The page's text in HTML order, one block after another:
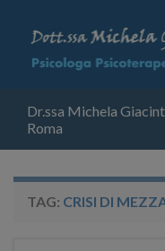
Dr.ssa Michela
Roma
TAG: CRISI DI